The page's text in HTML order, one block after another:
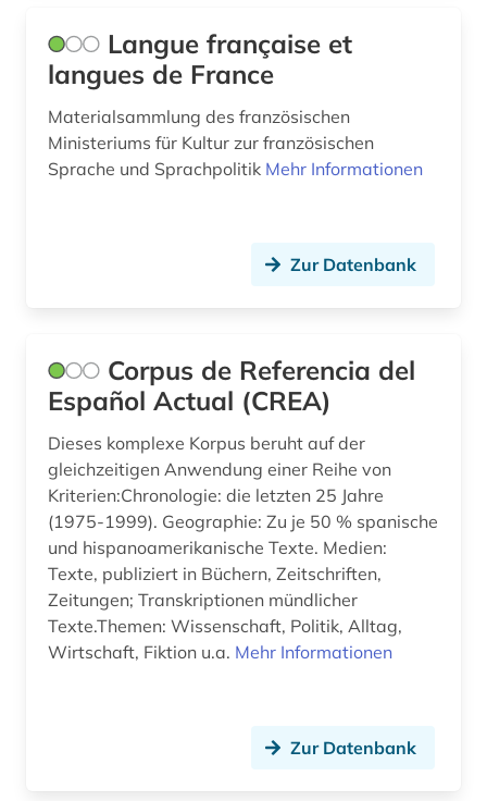
minderheitensprachen (1)
mittelalter (2)
mittelasien (1)
mittelfranzösisch (1)
mongolistik (1)
musik (1)
nachschlagewerk (3)
namenkunde (1)
nationalbibliografie (3)
naturwissenschaft und technik
&lt;unterrichtsfach&gt; (1)
naturwissenschaften (1)
Langue française et
langues de France
Materialsammlung des französischen
Ministeriums für Kultur zur französischen
Sprache und Sprachpolitik Mehr Informationen
Zur Datenbank
Corpus de Referencia del
Español Actual (CREA)
Dieses komplexe Korpus beruht auf der
gleichzeitigen Anwendung einer Reihe von
Kriterien:Chronologie: die letzten 25 Jahre
(1975-1999). Geographie: Zu je 50 % spanische
und hispanoamerikanische Texte. Medien:
Texte, publiziert in Büchern, Zeitschriften,
Zeitungen; Transkriptionen mündlicher
Texte.Themen: Wissenschaft, Politik, Alltag,
Wirtschaft, Fiktion u.a. Mehr Informationen
Zur Datenbank